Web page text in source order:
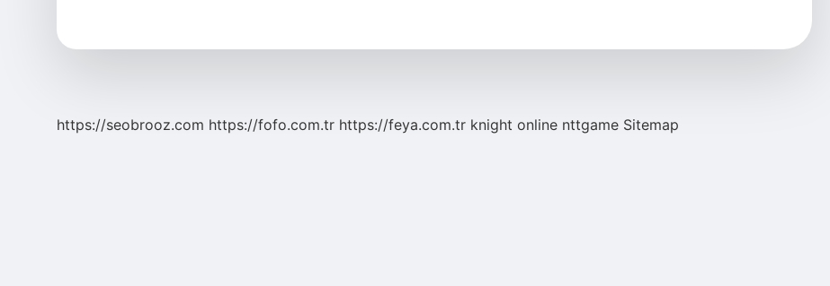
https://seobrooz.com https://fofo.com.tr https://feya.com.tr knight online nttgame Sitemap